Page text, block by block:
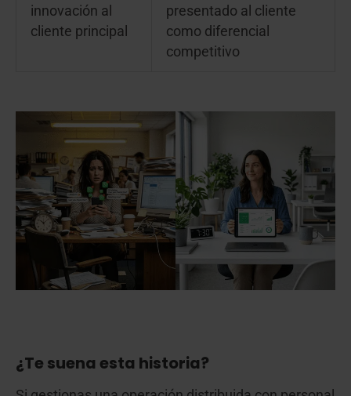
innovación al
cliente principal
presentado al cliente
como diferencial
competitivo
¿Te suena esta historia?